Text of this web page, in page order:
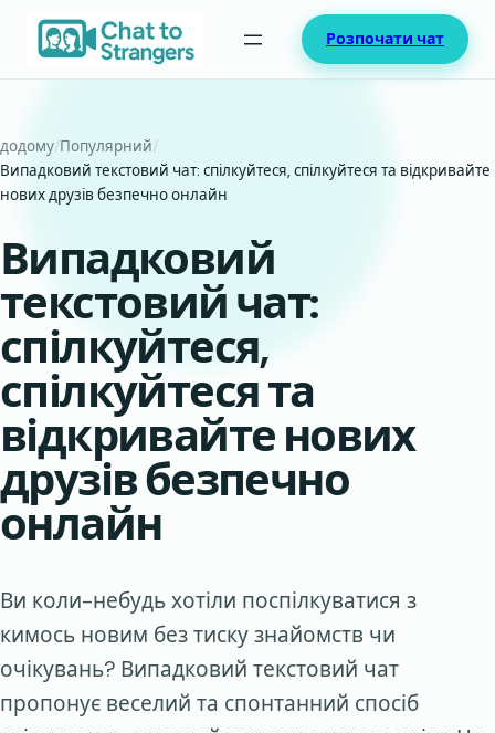
Перейти
Розпочати чат
додому/Популярний/
Випадковий текстовий чат: спілкуйтеся, спілкуйтеся та відкривайте
нових друзів безпечно онлайн
Випадковий
текстовий чат:
спілкуйтеся,
спілкуйтеся та
відкривайте нових
друзів безпечно
онлайн
Ви коли-небудь хотіли поспілкуватися з
кимось новим без тиску знайомств чи
очікувань? Випадковий текстовий чат
пропонує веселий та спонтанний спосіб